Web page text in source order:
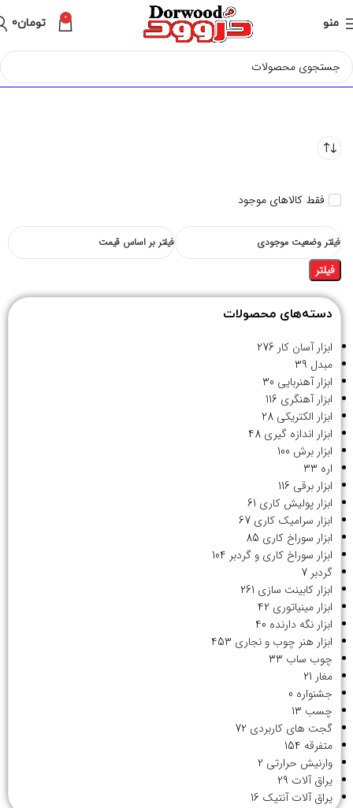
منو 0 تومان0
فقط کالاهای موجود
فیلتر وضعیت موجودی فیلتر بر اساس قیمت
فیلتر
دسته‌های محصولات
ابزار آسان کار 276
مبدل 39
ابزار آهنربایی 30
ابزار آهنگری 116
ابزار الکتریکی 28
ابزار اندازه گیری 48
ابزار برش 100
اره 33
ابزار برقی 116
ابزار پولیش کاری 61
ابزار سرامیک کاری 67
ابزار سوراخ کاری 85
ابزار سوراخ کاری و گردبر 104
گردبر 7
ابزار کابینت سازی 261
ابزار مینیاتوری 42
ابزار نگه دارنده 40
ابزار هنر چوب و نجاری 453
چوب ساب 33
مغار 21
جشنواره 0
چسب 13
گجت های کاربردی 72
متفرقه 154
وارنیش حرارتی 2
یراق آلات 29
یراق آلات آنتیک 16